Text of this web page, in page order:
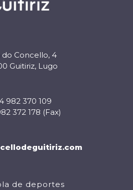
do Concello, 4
Guitiriz, Lugo
982 370 109
372 178 (Fax)
de deportes